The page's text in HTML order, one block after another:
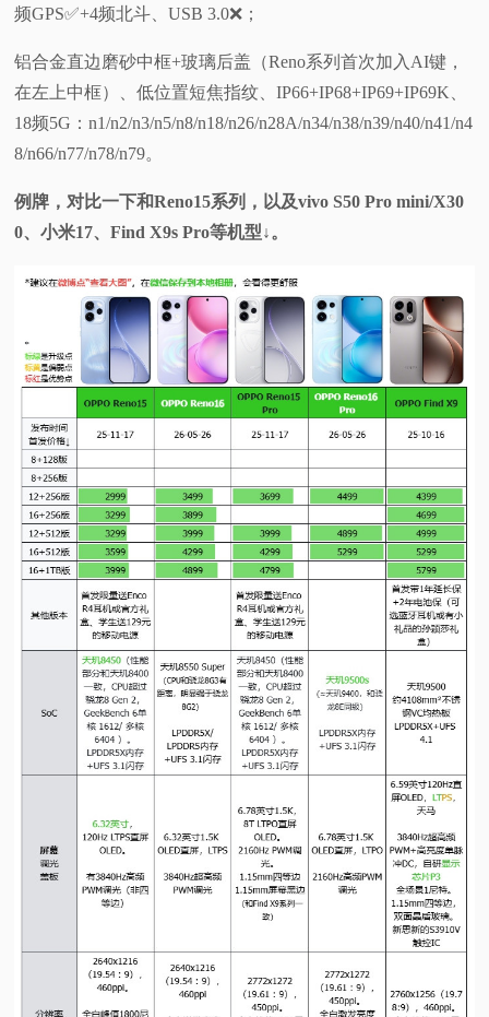
频GPS✅️+4频北斗、USB 3.0❌️；
铝合金直边磨砂中框+玻璃后盖（Reno系列首次加入AI键，
在左上中框）、低位置短焦指纹、IP66+IP68+IP69+IP69K、
18频5G：n1/n2/n3/n5/n8/n18/n26/n28A/n34/n38/n39/n40/n41/n4
8/n66/n77/n78/n79。
例牌，对比一下和Reno15系列，以及vivo S50 Pro mini/X30
0、小米17、Find X9s Pro等机型↓。